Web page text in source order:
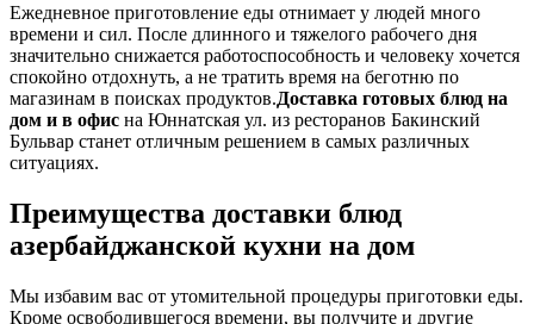
Ежедневное приготовление еды отнимает у людей много
времени и сил. После длинного и тяжелого рабочего дня
значительно снижается работоспособность и человеку хочется
спокойно отдохнуть, а не тратить время на беготню по
магазинам в поисках продуктов.Доставка готовых блюд на
дом и в офис на Юннатская ул. из ресторанов Бакинский
Бульвар станет отличным решением в самых различных
ситуациях.
Преимущества доставки блюд
азербайджанской кухни на дом
Мы избавим вас от утомительной процедуры приготовки еды.
Кроме освободившегося времени, вы получите и другие